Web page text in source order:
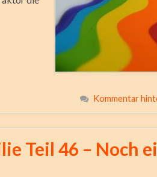
Kommentar
Teil 46 – Noch